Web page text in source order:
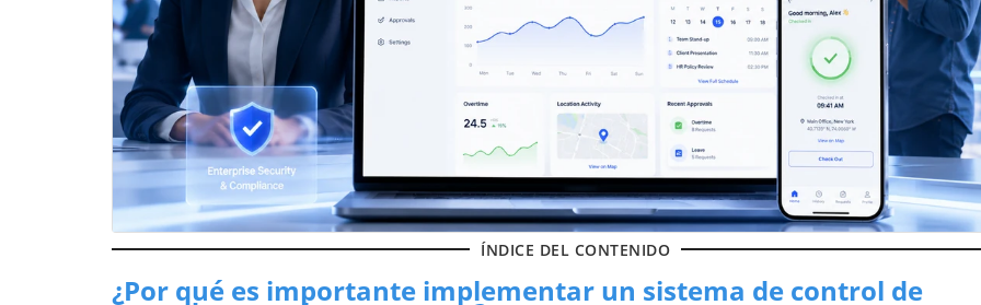
ÍNDICE DEL CONTENIDO
¿Por qué es importante implementar un sistema de control de